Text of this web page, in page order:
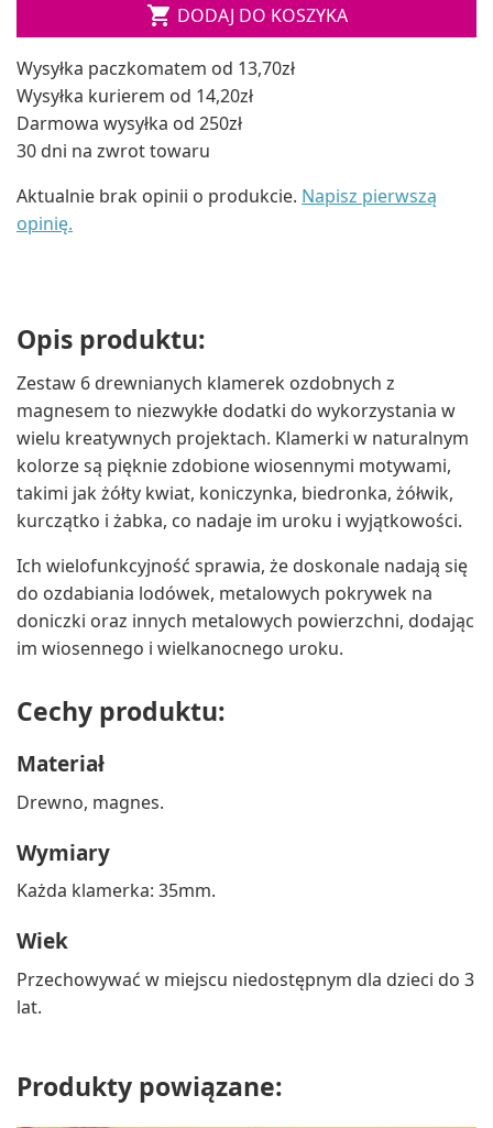
 DODAJ DO KOSZYKA
Wysyłka paczkomatem od 13,70zł
Wysyłka kurierem od 14,20zł
Darmowa wysyłka od 250zł
30 dni na zwrot towaru
Aktualnie brak opinii o produkcie. Napisz pierwszą
opinię.
Opis produktu:
Zestaw 6 drewnianych klamerek ozdobnych z
magnesem to niezwykłe dodatki do wykorzystania w
wielu kreatywnych projektach. Klamerki w naturalnym
kolorze są pięknie zdobione wiosennymi motywami,
takimi jak żółty kwiat, koniczynka, biedronka, żółwik,
kurczątko i żabka, co nadaje im uroku i wyjątkowości.
Ich wielofunkcyjność sprawia, że doskonale nadają się
do ozdabiania lodówek, metalowych pokrywek na
doniczki oraz innych metalowych powierzchni, dodając
im wiosennego i wielkanocnego uroku.
Cechy produktu:
Materiał
Drewno, magnes.
Wymiary
Każda klamerka: 35mm.
Wiek
Przechowywać w miejscu niedostępnym dla dzieci do 3
lat.
Produkty powiązane: